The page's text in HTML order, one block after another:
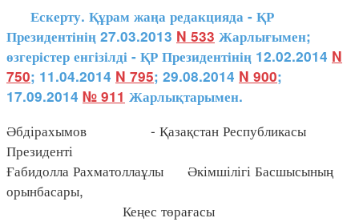
Ескерту. Құрам жаңа редакцияда - ҚР
Президентінің 27.03.2013 N 533 Жарлығымен;
өзгерістер енгізілді - ҚР Президентінің 12.02.2014 N
750; 11.04.2014 N 795; 29.08.2014 N 900;
17.09.2014 № 911 Жарлықтарымен.
Әбдірахымов - Қазақстан Республикасы
Президенті
Ғабидолла Рахматоллаұлы Әкімшілігі Басшысының
орынбасары,
Кеңес төрағасы